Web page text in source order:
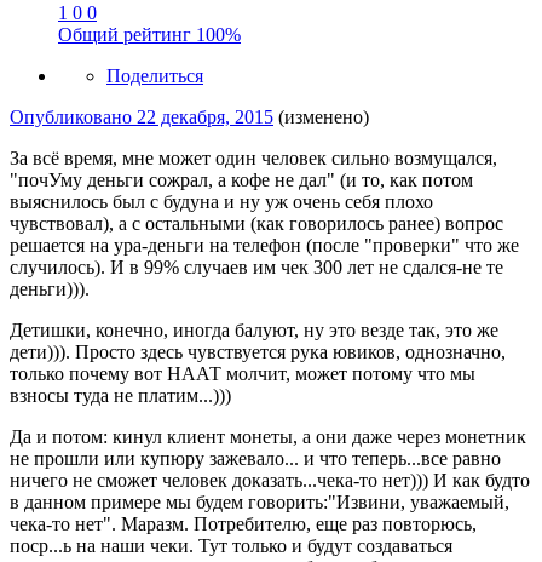
1 0 0
Общий рейтинг 100%
Поделиться
Опубликовано 22 декабря, 2015 (изменено)
За всё время, мне может один человек сильно возмущался,
"почУму деньги сожрал, а кофе не дал" (и то, как потом
выяснилось был с будуна и ну уж очень себя плохо
чувствовал), а с остальными (как говорилось ранее) вопрос
решается на ура-деньги на телефон (после "проверки" что же
случилось). И в 99% случаев им чек 300 лет не сдался-не те
деньги))).
Детишки, конечно, иногда балуют, ну это везде так, это же
дети))). Просто здесь чувствуется рука ювиков, однозначно,
только почему вот НААТ молчит, может потому что мы
взносы туда не платим...)))
Да и потом: кинул клиент монеты, а они даже через монетник
не прошли или купюру зажевало... и что теперь...все равно
ничего не сможет человек доказать...чека-то нет))) И как будто
в данном примере мы будем говорить:"Извини, уважаемый,
чека-то нет". Маразм. Потребителю, еще раз повторюсь,
поср...ь на наши чеки. Тут только и будут создаваться